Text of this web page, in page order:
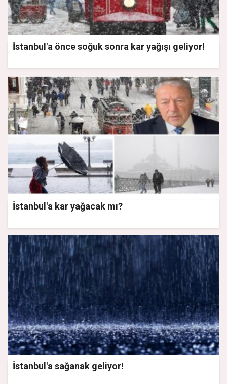
İstanbul'a önce soğuk sonra kar yağışı geliyor!
İstanbul'a kar yağacak mı?
İstanbul'a sağanak geliyor!